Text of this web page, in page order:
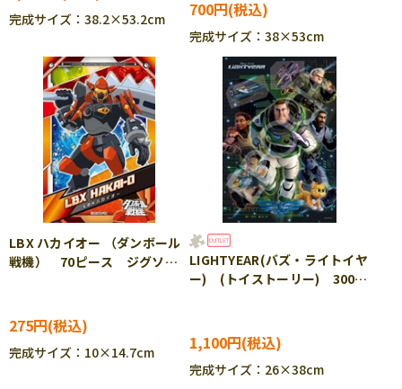
完成サイズ：38.2×53.2cm 700円
完成サイズ：38×53cm
LBX ハカイオー （ダンボール
戦機） 70ピース ジグソー
275円
完成サイズ：10×14.7cm
LIGHTYEAR(バズ・ライトイヤ
ー) (トイストーリー) 300ピ
1,100円
完成サイズ：26×38cm